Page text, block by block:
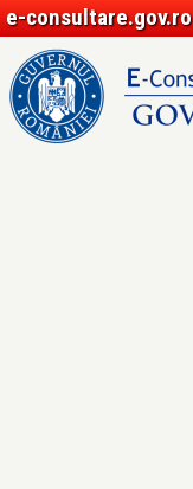
e-consultare.gov.ro